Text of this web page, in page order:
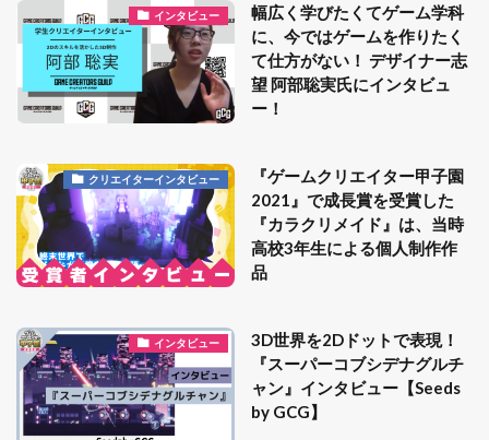
インタビュー
幅広く学びたくてゲーム学科
に、今ではゲームを作りたく
て仕方がない！ デザイナー志
望 阿部聡実氏にインタビュ
ー！
クリエイターインタビュー
『ゲームクリエイター甲子園
2021』で成長賞を受賞した
『カラクリメイド』は、当時
高校3年生による個人制作作
品
インタビュー
3D世界を2Dドットで表現！
『スーパーコブシデナグルチ
ャン』インタビュー【Seeds
by GCG】